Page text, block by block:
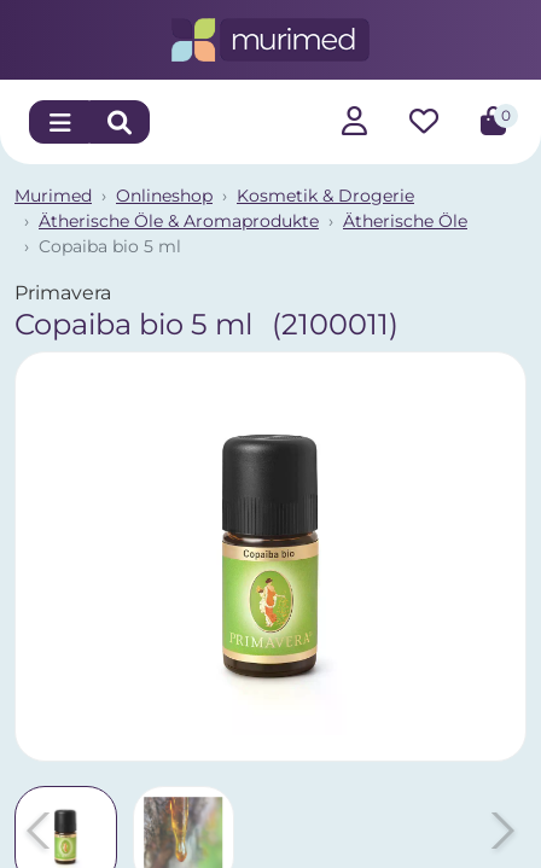
0
Murimed Onlineshop
Kosmetik & Drogerie
Ätherische Öle & Aromaprodukte
Ätherische Öle
Copaiba bio 5 ml
Primavera
Copaiba bio 5 ml (2100011)